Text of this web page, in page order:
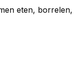
eten, borrelen,